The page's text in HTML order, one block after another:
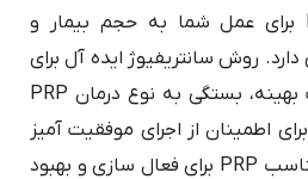
​بهترین سانتریفیوژ PRP برای عمل شما به حجم بیمار و
روش سانتریفیوژ ایده آل برای
دستیابی به غلظت پلاکت بهینه، بستگی به نوع درمان PRP
برای اطمینان از اجرای موفقیت آمیز
درمان، استفاده از کیت مناسب PRP برای فعال سازی و بهبود